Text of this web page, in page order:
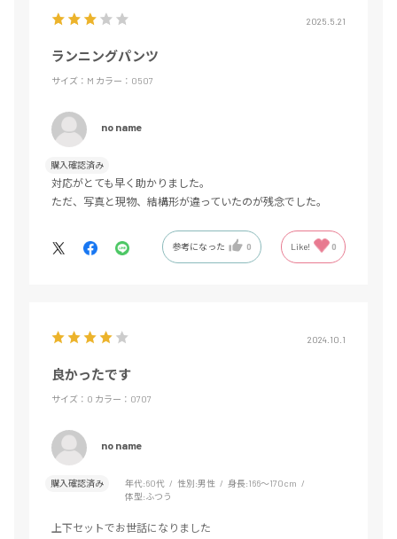
2025.5.21
ランニングパンツ
サイズ：M カラー：0507
no name
購入確認済み
対応がとても早く助かりました。
ただ、写真と現物、結構形が違っていたのが残念でした。
参考になった 0 Like! 0
2024.10.1
良かったです
サイズ：O カラー：0707
no name
購入確認済み 年代:60代 性別:男性 身長:166～170cm
体型:ふつう
上下セットでお世話になりました